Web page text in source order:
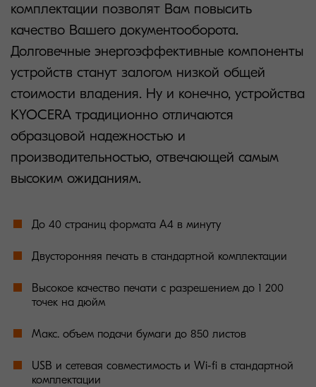
комплектации позволят Вам повысить
качество Вашего документооборота.
Долговечные энергоэффективные компоненты
устройств станут залогом низкой общей
стоимости владения. Ну и конечно, устройства
KYOCERA традиционно отличаются
образцовой надежностью и
производительностью, отвечающей самым
высоким ожиданиям.
До 40 страниц формата А4 в минуту
Двусторонняя печать в стандартной комплектации
Высокое качество печати с разрешением до 1 200
точек на дюйм
Макс. объем подачи бумаги до 850 листов
USB и сетевая совместимость и Wi-fi в стандартной
комплектации